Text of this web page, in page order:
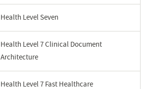
Health Level Seven
Health Level 7 Clinical Document
Architecture
Health Level 7 Fast Healthcare